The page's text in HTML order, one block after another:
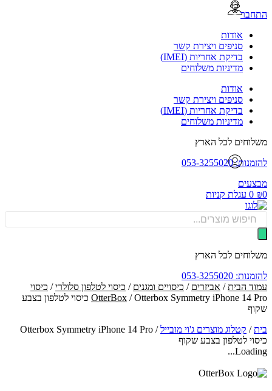
אודות
סניפים ויצירת קשר
בדיקת אחריות (IMEI)
מדיניות משלוחים
אודות
סניפים ויצירת קשר
בדיקת אחריות (IMEI)
מדיניות משלוחים
לכל הארץ
053-3255020
0 עגלת קניות
לכל הארץ
053-3255020
הבית/אביזרים/כיסויים ומגנים/כיסוי לטלפון סלולרי/כיסוי
OtterBox/ Otterbox Symmetry iPhone 14 Pro כיסוי לטלפון בצבע
/קטלוג מוצרים ג'וי מובייל/
Otterbox Symmetry iPhone 14 Pro
לטלפון בצבע שקוף